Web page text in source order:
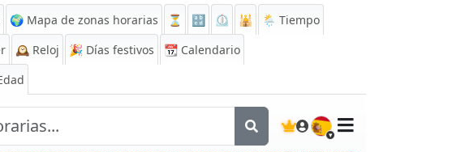
🌍 Mapa de zonas horarias ⏳ 🔡 ⏲️ 🕌
🌦️ Tiempo
🕰️ Reloj 🎉 Días festivos 📆 Calendario
🇪🇸